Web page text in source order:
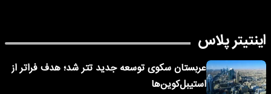
اینتیتر پلاس
عربستان سکوی توسعه جدید تتر شد؛ هدف فراتر از
استیبل‌کوین‌ها